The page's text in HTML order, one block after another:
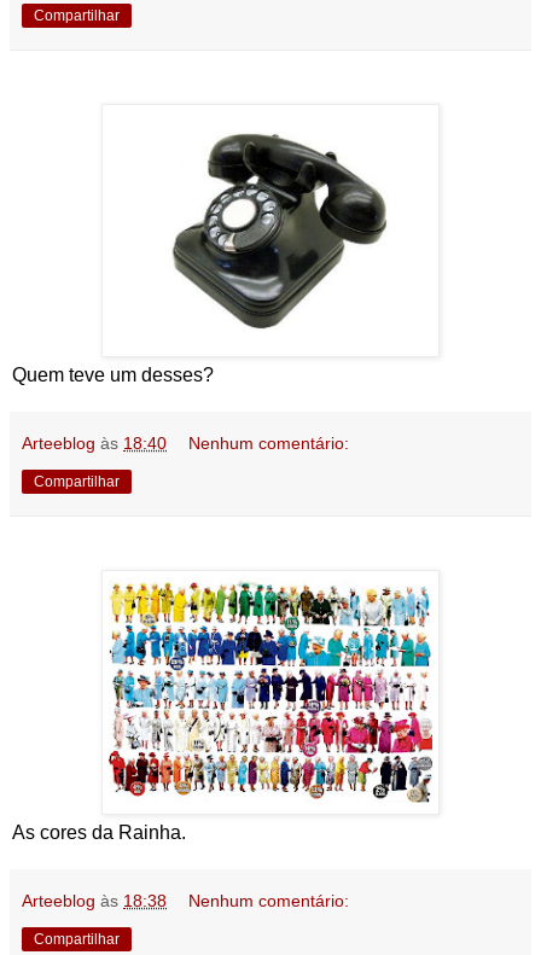
Compartilhar
Quem teve um desses?
Arteeblog às 18:40 Nenhum comentário:
Compartilhar
As cores da Rainha.
Arteeblog às 18:38 Nenhum comentário:
Compartilhar